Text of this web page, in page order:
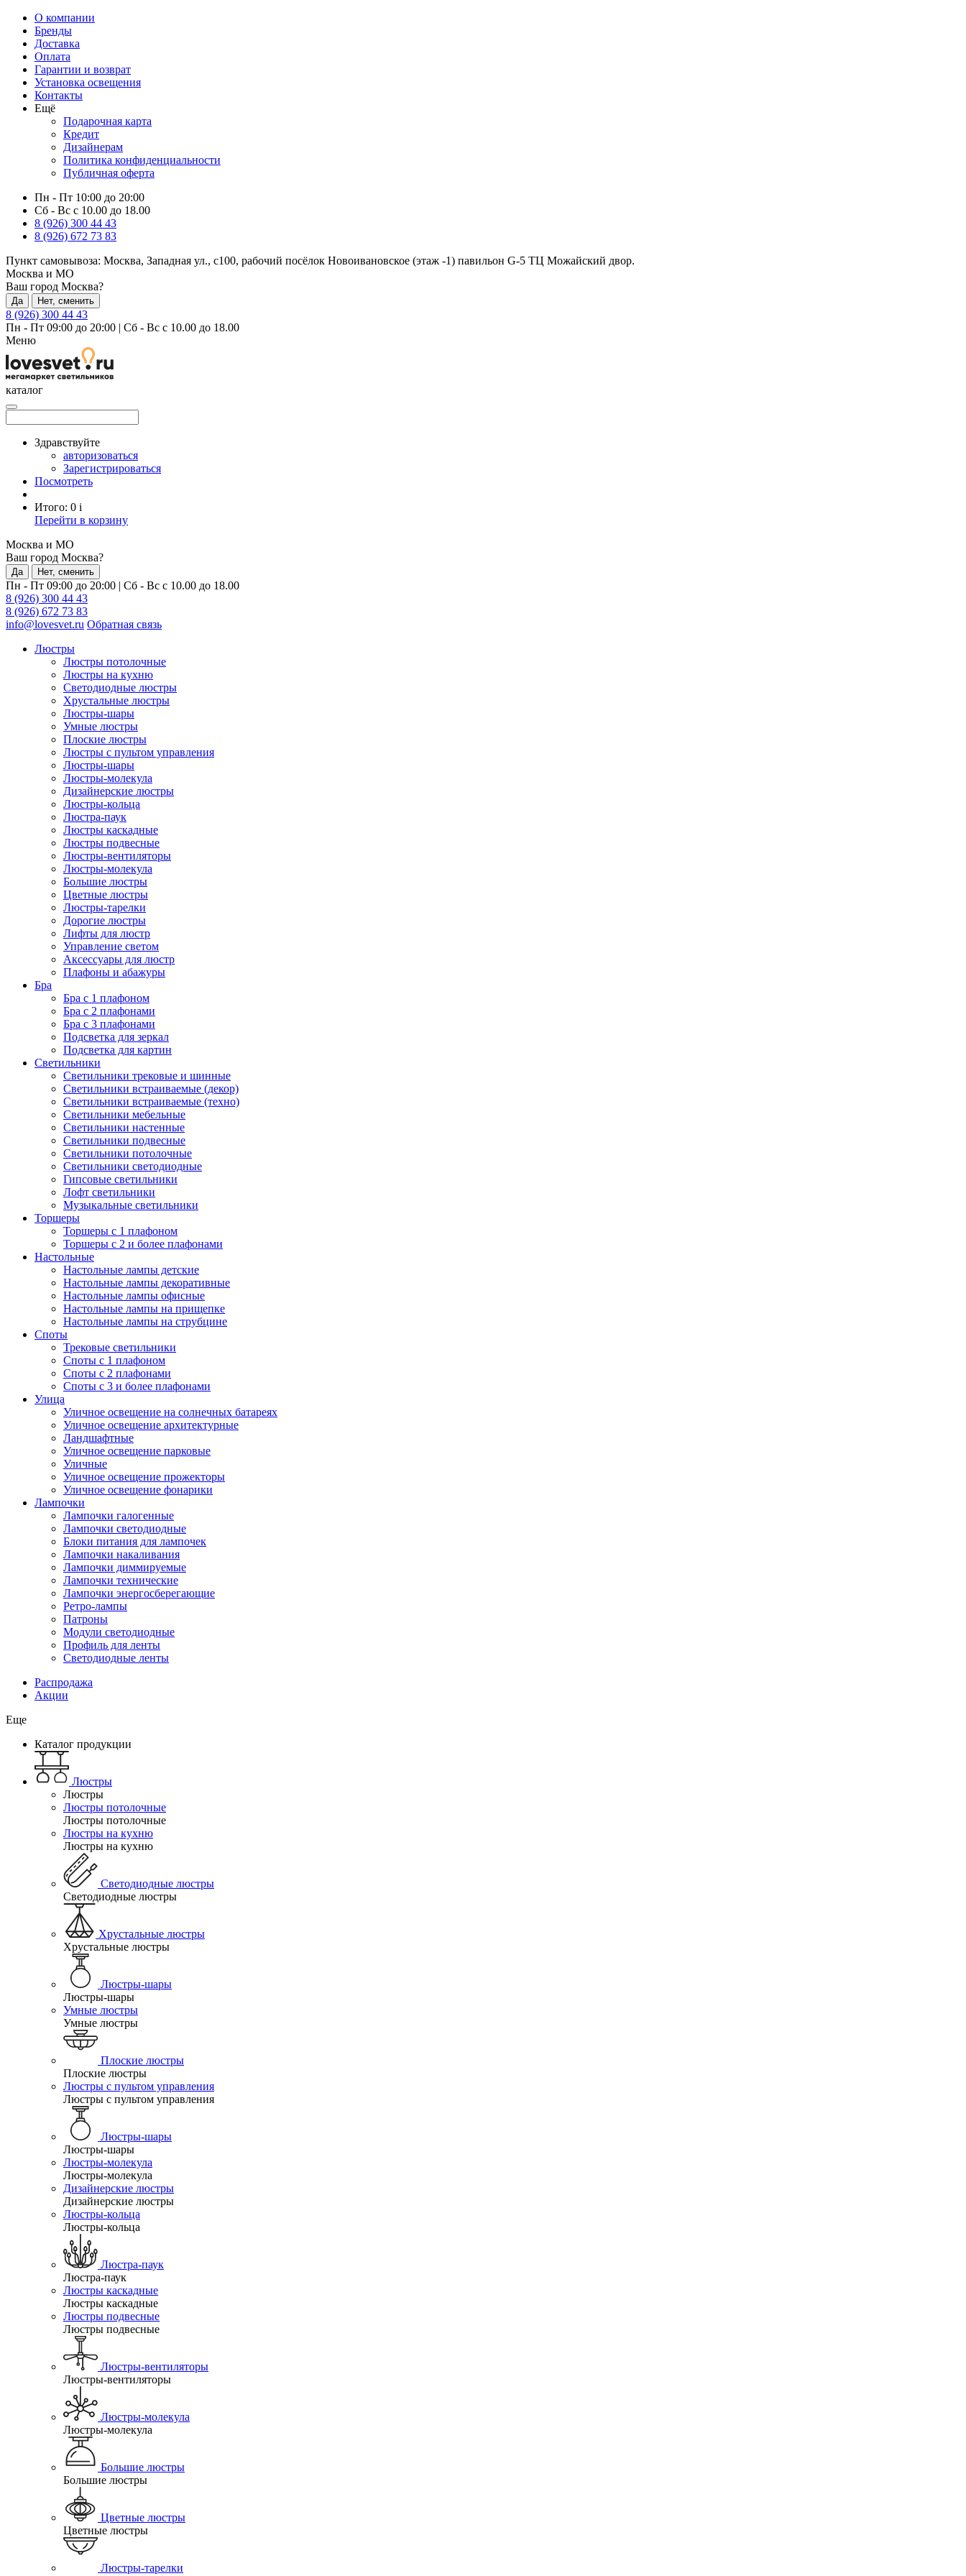
О компании
Бренды
Доставка
Оплата
Гарантии и возврат
Установка освещения
Контакты
Ещё
Подарочная карта
Кредит
Дизайнерам
Политика конфиденциальности
Публичная оферта
Пн - Пт 10:00 до 20:00
Сб - Вс с 10.00 до 18.00
8 (926) 300 44 43
8 (926) 672 73 83
Пункт самовывоза: Москва, Западная ул., с100, рабочий посёлок Новоивановское (этаж -1) павильон G-5 ТЦ Можайский двор.
Москва и МО
Ваш город Москва?
Да Нет, сменить
8 (926) 300 44 43
Пн - Пт 09:00 до 20:00 | Сб - Вс с 10.00 до 18.00
Меню
каталог
Здравствуйте
авторизоваться
Зарегистрироваться
Посмотреть
Итого: 0 i
Перейти в корзину
Москва и МО
Ваш город Москва?
Да Нет, сменить
Пн - Пт 09:00 до 20:00 | Сб - Вс с 10.00 до 18.00
8 (926) 300 44 43
8 (926) 672 73 83
info@lovesvet.ru Обратная связь
Люстры
Люстры потолочные
Люстры на кухню
Светодиодные люстры
Хрустальные люстры
Люстры-шары
Умные люстры
Плоские люстры
Люстры с пультом управления
Люстры-шары
Люстры-молекула
Дизайнерские люстры
Люстры-кольца
Люстра-паук
Люстры каскадные
Люстры подвесные
Люстры-вентиляторы
Люстры-молекула
Большие люстры
Цветные люстры
Люстры-тарелки
Дорогие люстры
Лифты для люстр
Управление светом
Аксессуары для люстр
Плафоны и абажуры
Бра
Бра с 1 плафоном
Бра с 2 плафонами
Бра с 3 плафонами
Подсветка для зеркал
Подсветка для картин
Светильники
Светильники трековые и шинные
Светильники встраиваемые (декор)
Светильники встраиваемые (техно)
Светильники мебельные
Светильники настенные
Светильники подвесные
Светильники потолочные
Светильники светодиодные
Гипсовые светильники
Лофт светильники
Музыкальные светильники
Торшеры
Торшеры с 1 плафоном
Торшеры с 2 и более плафонами
Настольные
Настольные лампы детские
Настольные лампы декоративные
Настольные лампы офисные
Настольные лампы на прищепке
Настольные лампы на струбцине
Споты
Трековые светильники
Споты с 1 плафоном
Споты с 2 плафонами
Споты с 3 и более плафонами
Улица
Уличное освещение на солнечных батареях
Уличное освещение архитектурные
Ландшафтные
Уличное освещение парковые
Уличные
Уличное освещение прожекторы
Уличное освещение фонарики
Лампочки
Лампочки галогенные
Лампочки светодиодные
Блоки питания для лампочек
Лампочки накаливания
Лампочки диммируемые
Лампочки технические
Лампочки энергосберегающие
Ретро-лампы
Патроны
Модули светодиодные
Профиль для ленты
Светодиодные ленты
Распродажа
Акции
Еще
Каталог продукции
Люстры
Люстры
Люстры потолочные
Люстры потолочные
Люстры на кухню
Люстры на кухню
Светодиодные люстры
Светодиодные люстры
Хрустальные люстры
Хрустальные люстры
Люстры-шары
Люстры-шары
Умные люстры
Умные люстры
Плоские люстры
Плоские люстры
Люстры с пультом управления
Люстры с пультом управления
Люстры-шары
Люстры-шары
Люстры-молекула
Люстры-молекула
Дизайнерские люстры
Дизайнерские люстры
Люстры-кольца
Люстры-кольца
Люстра-паук
Люстра-паук
Люстры каскадные
Люстры каскадные
Люстры подвесные
Люстры подвесные
Люстры-вентиляторы
Люстры-вентиляторы
Люстры-молекула
Люстры-молекула
Большие люстры
Большие люстры
Цветные люстры
Цветные люстры
Люстры-тарелки